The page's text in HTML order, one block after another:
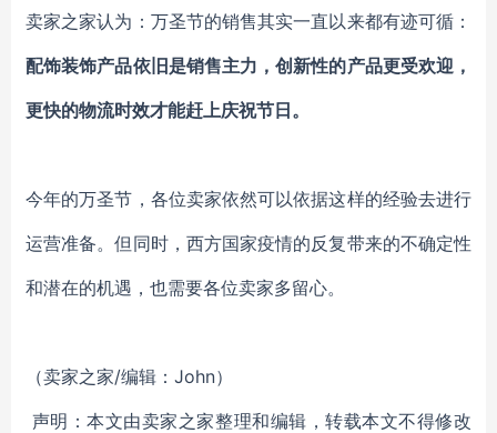
卖家之家认为：万圣节的销售其实一直以来都有迹可循：
配饰装饰产品依旧是销售主力，创新性的产品更受欢迎，
更快的物流时效才能赶上庆祝节日。
今年的万圣节，各位卖家依然可以依据这样的经验去进行
运营准备。但同时，西方国家疫情的反复带来的不确定性
和潜在的机遇，也需要各位卖家多留心。
（卖家之家/编辑：John）
声明：本文由卖家之家整理和编辑，转载本文不得修改